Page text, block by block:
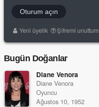
Oturum açın
Yeni üyelik Şifremi unuttum
Bugün Doğanlar
Diane Venora
Diane Venora
Oyuncu
Ağustos 10, 1952